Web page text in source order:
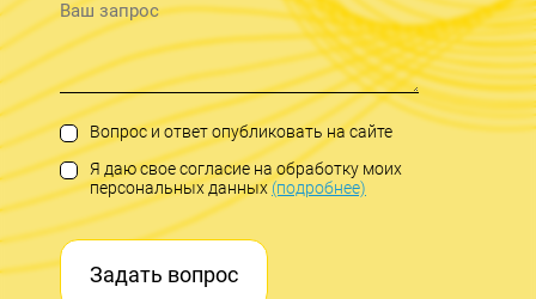
Вопрос и ответ опубликовать на сайте
Я даю свое согласие на обработку моих
персональных данных(подробнее)
Задать вопрос